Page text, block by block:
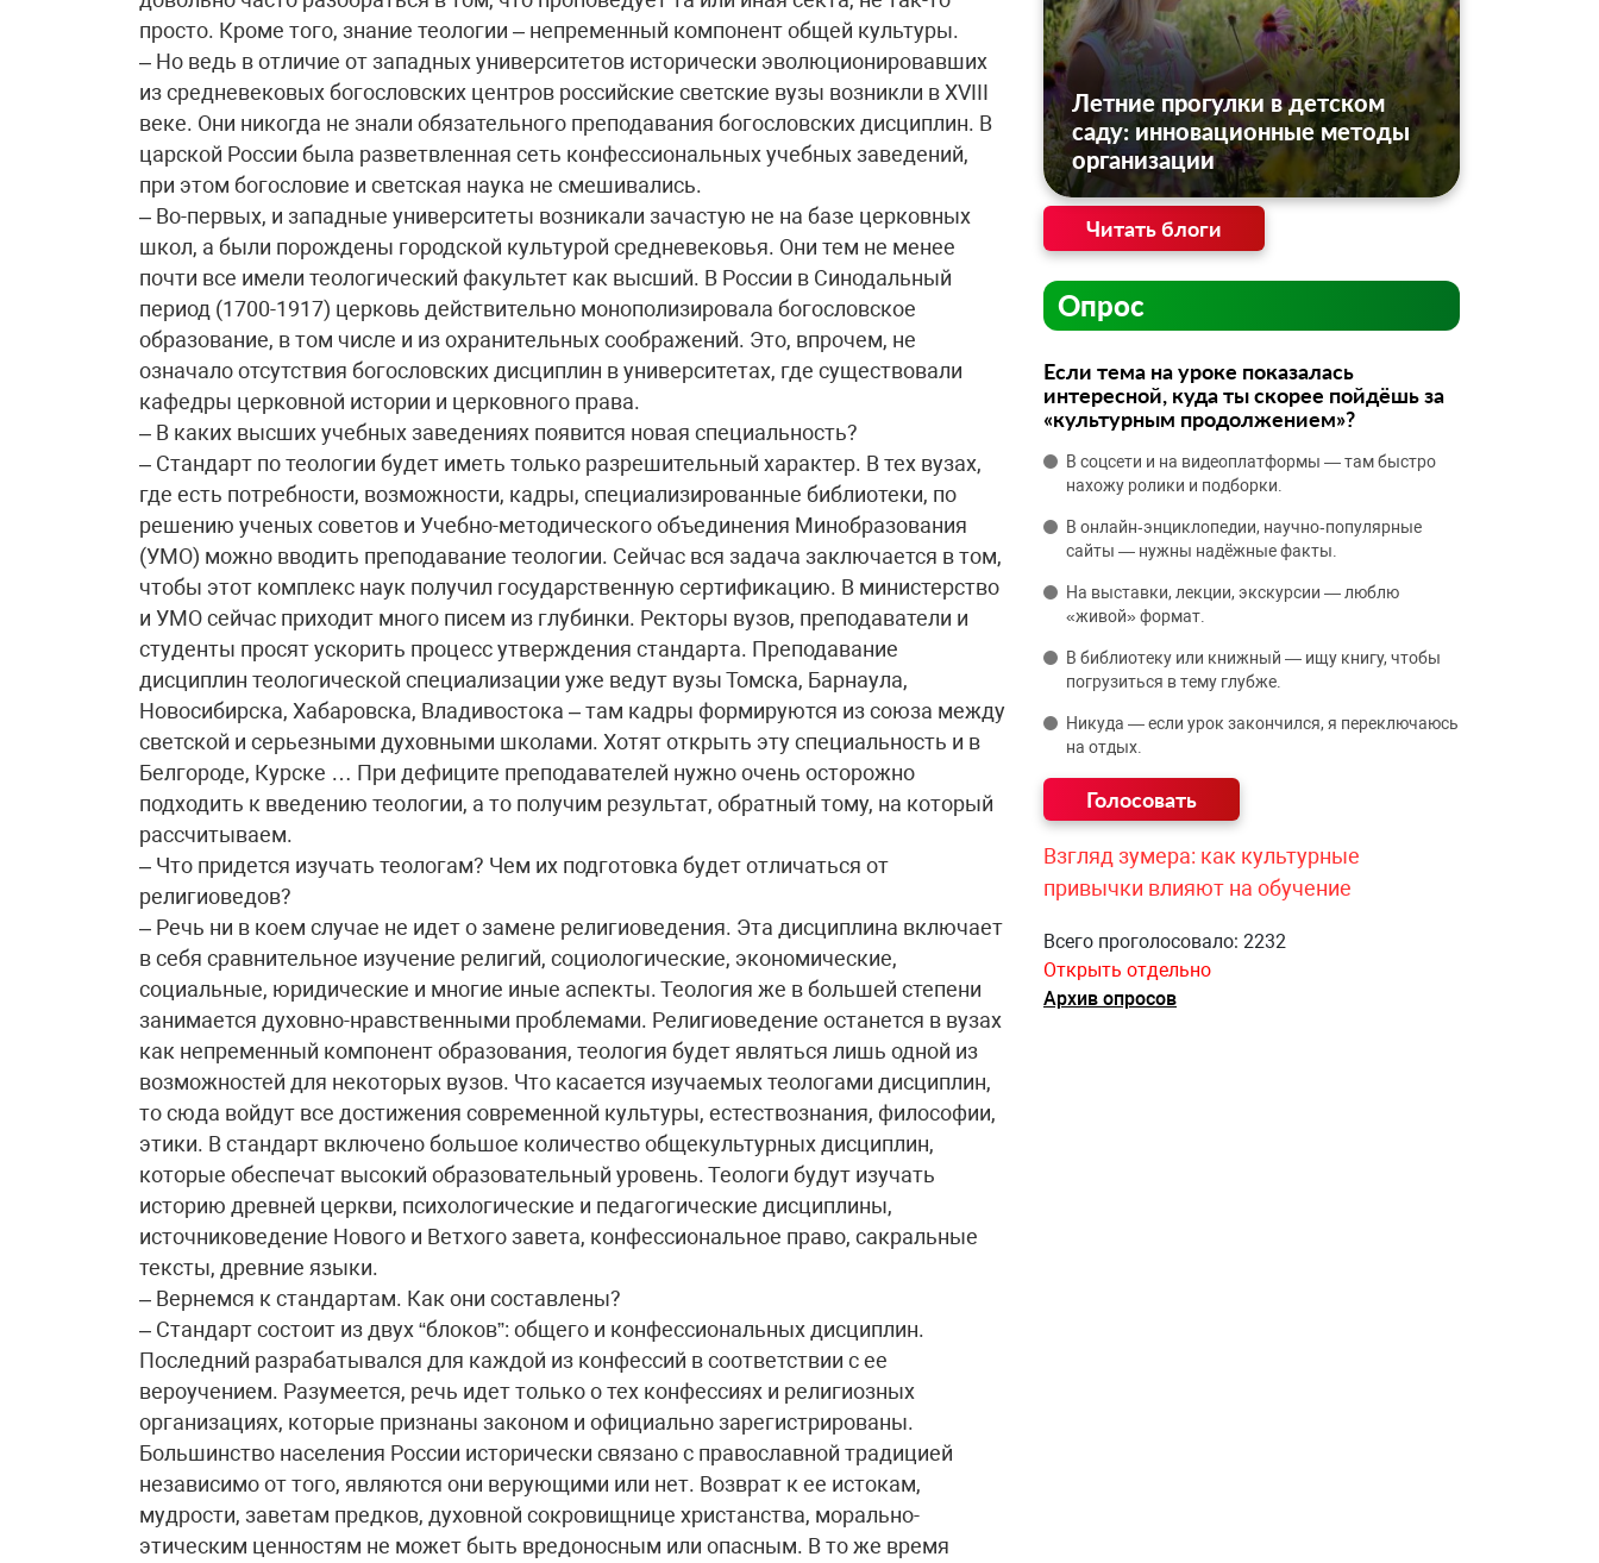
просто. Кроме того, знание теологии – непременный компонент общей культуры.
– Но ведь в отличие от западных университетов исторически эволюционировавших
из средневековых богословских центров российские светские вузы возникли в ХVIII
веке. Они никогда не знали обязательного преподавания богословских дисциплин. В
царской России была разветвленная сеть конфессиональных учебных заведений,
при этом богословие и светская наука не смешивались.
– Во-первых, и западные университеты возникали зачастую не на базе церковных
школ, а были порождены городской культурой средневековья. Они тем не менее
почти все имели теологический факультет как высший. В России в Синодальный
период (1700-1917) церковь действительно монополизировала богословское
образование, в том числе и из охранительных соображений. Это, впрочем, не
означало отсутствия богословских дисциплин в университетах, где существовали
кафедры церковной истории и церковного права.
– В каких высших учебных заведениях появится новая специальность?
– Стандарт по теологии будет иметь только разрешительный характер. В тех вузах,
где есть потребности, возможности, кадры, специализированные библиотеки, по
решению ученых советов и Учебно-методического объединения Минобразования
(УМО) можно вводить преподавание теологии. Сейчас вся задача заключается в том,
чтобы этот комплекс наук получил государственную сертификацию. В министерство
и УМО сейчас приходит много писем из глубинки. Ректоры вузов, преподаватели и
студенты просят ускорить процеcc утверждения стандарта. Преподавание
дисциплин теологической специализации уже ведут вузы Томска, Барнаула,
Новосибирска, Хабаровска, Владивостока – там кадры формируются из союза между
светской и серьезными духовными школами. Хотят открыть эту специальность и в
Белгороде, Курске … При дефиците преподавателей нужно очень осторожно
подходить к введению теологии, а то получим результат, обратный тому, на который
рассчитываем.
– Что придется изучать теологам? Чем их подготовка будет отличаться от
религиоведов?
– Речь ни в коем случае не идет о замене религиоведения. Эта дисциплина включает
в себя сравнительное изучение религий, социологические, экономические,
социальные, юридические и многие иные аспекты. Теология же в большей степени
занимается духовно-нравственными проблемами. Религиоведение останется в вузах
как непременный компонент образования, теология будет являться лишь одной из
возможностей для некоторых вузов. Что касается изучаемых теологами дисциплин,
то сюда войдут все достижения современной культуры, естествознания, философии,
этики. В стандарт включено большое количество общекультурных дисциплин,
которые обеспечат высокий образовательный уровень. Теологи будут изучать
историю древней церкви, психологические и педагогические дисциплины,
источниковедение Нового и Ветхого завета, конфессиональное право, сакральные
тексты, древние языки.
– Вернемся к стандартам. Как они составлены?
– Стандарт состоит из двух “блоков”: общего и конфессиональных дисциплин.
Последний разрабатывался для каждой из конфессий в соответствии с ее
вероучением. Разумеется, речь идет только о тех конфессиях и религиозных
организациях, которые признаны законом и официально зарегистрированы.
Большинство населения России исторически связано с православной традицией
независимо от того, являются они верующими или нет. Возврат к ее истокам,
мудрости, заветам предков, духовной сокровищнице христанства, морально-
этическим ценностям не может быть вредоносным или опасным. В то же время
Летние прогулки в детском
саду: инновационные методы
организации
Читать блоги
Опрос
Если тема на уроке показалась
интересной, куда ты скорее пойдёшь за
«культурным продолжением»?
В соцсети и на видеоплатформы — там быстро
нахожу ролики и подборки.
В онлайн‑энциклопедии, научно‑популярные
сайты — нужны надёжные факты.
На выставки, лекции, экскурсии — люблю
«живой» формат.
В библиотеку или книжный — ищу книгу, чтобы
погрузиться в тему глубже.
Никуда — если урок закончился, я переключаюсь
на отдых.
Взгляд зумера: как культурные
привычки влияют на обучение
Всего проголосовало: 2232
Открыть отдельно
Архив опросов